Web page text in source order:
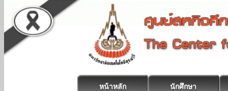
หน้าหลัก นักศึกษา